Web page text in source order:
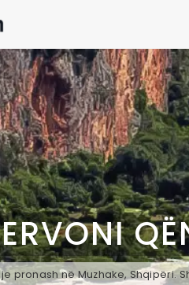
pronash në Muzhake, Shqipëri.